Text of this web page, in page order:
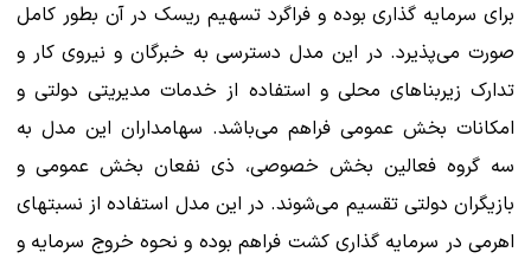
برای سرمایه گذاری بوده و فراگرد تسهیم ریسک در آن بطور کامل
صورت می‌پذیرد. در این مدل دسترسی به خبرگان و نیروی کار و
تدارک زیربناهای محلی و استفاده از خدمات مدیریتی دولتی و
امکانات بخش عمومی فراهم می‌باشد. سهامداران این مدل به
سه گروه فعالین بخش خصوصی، ذی نفعان بخش عمومی و
بازیگران دولتی تقسیم می‌شوند. در این مدل استفاده از نسبتهای
اهرمی در سرمایه گذاری کشت فراهم بوده و نحوه خروج سرمایه و